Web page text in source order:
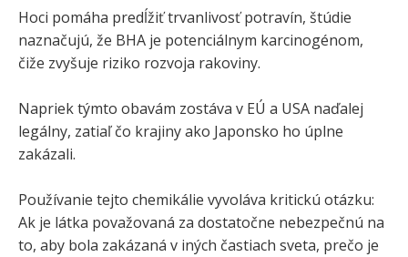
Hoci pomáha predĺžiť trvanlivosť potravín, štúdie
naznačujú, že BHA je potenciálnym karcinogénom,
čiže zvyšuje riziko rozvoja rakoviny.
Napriek týmto obavám zostáva v EÚ a USA naďalej
legálny, zatiaľ čo krajiny ako Japonsko ho úplne
zakázali.
Používanie tejto chemikálie vyvoláva kritickú otázku:
Ak je látka považovaná za dostatočne nebezpečnú na
to, aby bola zakázaná v iných častiach sveta, prečo je